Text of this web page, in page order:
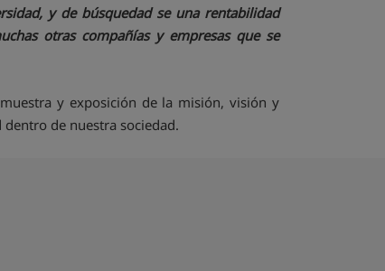
y de búsquedad se una rentabilidad
otras compañías y empresas que se
y exposición de la misión, visión y
de nuestra sociedad.